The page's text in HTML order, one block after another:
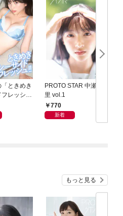
ときめき
レッシ
ングチャ
グラ】
PROTO STAR 中瀬梨
里 vol.1
770
新着
もっと見る